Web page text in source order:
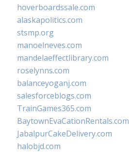
hoverboardssale.com
alaskapolitics.com
stsmp.org
manoelneves.com
mandelaeffectlibrary.com
roselynns.com
balanceyoganj.com
salesforceblogs.com
TrainGames365.com
BaytownEvaCationRentals.com
JabalpurCakeDelivery.com
halobjd.com